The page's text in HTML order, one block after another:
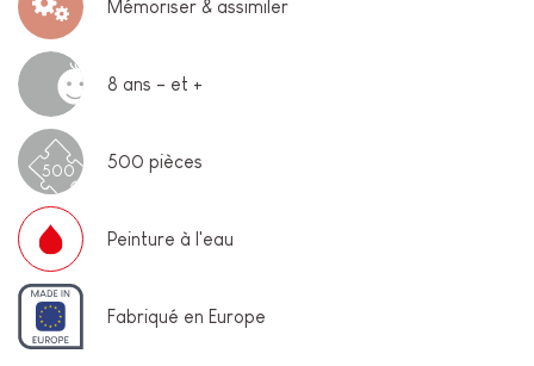
Mémoriser & assimiler
8 ans - et +
500 500 pièces
Peinture à l'eau
Fabriqué en Europe